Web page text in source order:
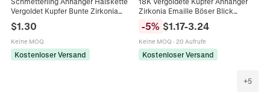
Vergoldet Kupfer Bunte Zirkonia
Elegant Mode Schmuck Für Damen
$1.30
Keine MOQ
Kostenloser Versand
Zirkonia Emaille Böser Blick
Hamsa Hand Kreuz Schmetterling
Für DIY Schmuckherstellung
-5% $1.17-3.24
Keine MOQ · 20 Aufrufe
Kostenloser Versand
+5